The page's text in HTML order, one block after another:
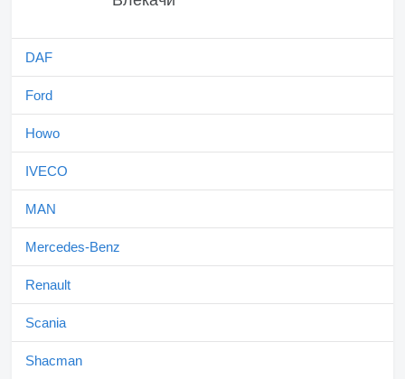
DAF
Ford
Howo
IVECO
MAN
Mercedes-Benz
Renault
Scania
Shacman